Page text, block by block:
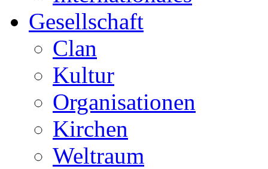
Gesellschaft
Clan
Kultur
Organisationen
Kirchen
Weltraum